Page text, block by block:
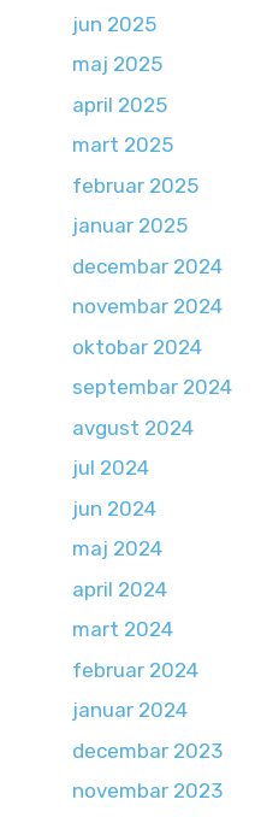
jun 2025
maj 2025
april 2025
mart 2025
februar 2025
januar 2025
decembar 2024
novembar 2024
oktobar 2024
septembar 2024
avgust 2024
jul 2024
jun 2024
maj 2024
april 2024
mart 2024
februar 2024
januar 2024
decembar 2023
novembar 2023